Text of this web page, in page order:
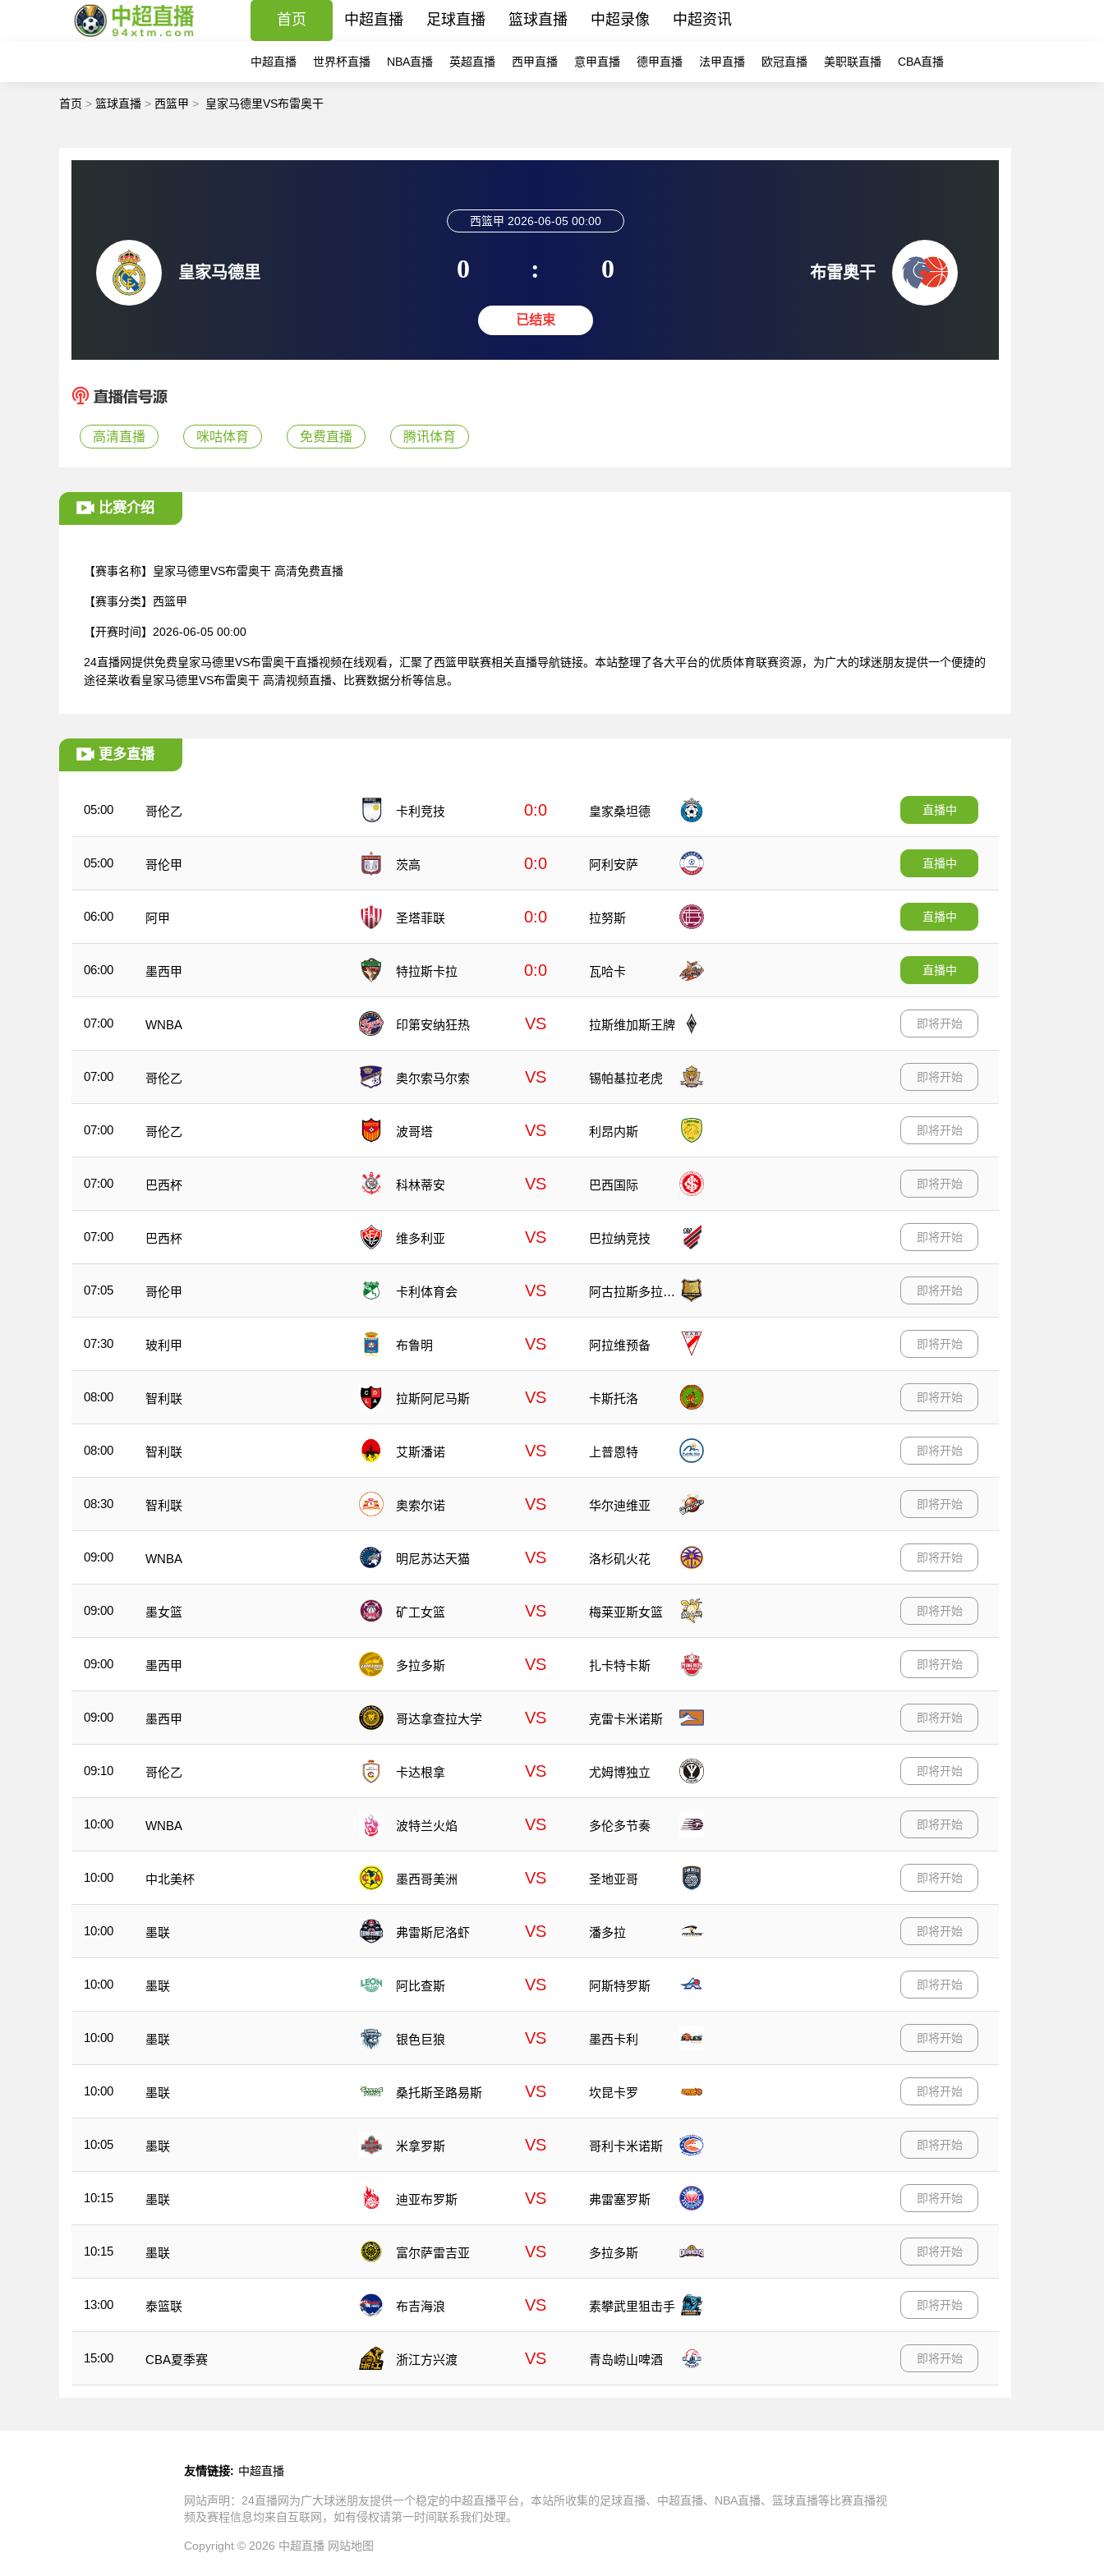
首页 中超直播 足球直播 篮球直播 中超录像 中超资讯
中超直播 世界杯直播 NBA直播 英超直播 西甲直播 意甲直播 德甲直播 法甲直播 欧冠直播 美职联直播 CBA直播
首页 > 篮球直播 > 西篮甲 > 皇家马德里VS布雷奥干
皇家马德里
西篮甲 2026-06-05 00:00
0 : 0
已结束
布雷奥干
高清直播 咪咕体育 免费直播 腾讯体育
比赛介绍
【赛事名称】 皇家马德里VS布雷奥干 高清免费直播
【赛事分类】 西篮甲
【开赛时间】 2026-06-05 00:00
24直播网提供免费皇家马德里VS布雷奥干直播视频在线观看，汇聚了西篮甲联赛相关直播导航链接。本站整理了各大平台的优质体育联赛资源，为广大的球迷朋友提供一个便捷的
途径莱收看皇家马德里VS布雷奥干 高清视频直播、比赛数据分析等信息。
更多直播
05:00 哥伦乙 卡利竞技 0:0 皇家桑坦德 直播中
05:00 哥伦甲 茨高 0:0 阿利安萨 直播中
06:00 阿甲 圣塔菲联 0:0 拉努斯 直播中
06:00 墨西甲 特拉斯卡拉 0:0 瓦哈卡 直播中
07:00 WNBA 印第安纳狂热 VS 拉斯维加斯王牌 即将开始
07:00 哥伦乙 奥尔索马尔索 VS 锡帕基拉老虎 即将开始
07:00 哥伦乙 波哥塔 VS 利昂内斯 即将开始
07:00 巴西杯 科林蒂安 VS 巴西国际 即将开始
07:00 巴西杯 维多利亚 VS 巴拉纳竞技 即将开始
07:05 哥伦甲 卡利体育会 VS
阿古拉斯多拉达
即将开始
07:30 玻利甲 布鲁明 VS 阿拉维预备 即将开始
08:00 智利联 拉斯阿尼马斯 VS 卡斯托洛 即将开始
08:00 智利联 艾斯潘诺 VS 上普恩特 即将开始
08:30 智利联 奥索尔诺 VS 华尔迪维亚 即将开始
09:00 WNBA 明尼苏达天猫 VS 洛杉矶火花 即将开始
09:00 墨女篮 矿工女篮 VS 梅莱亚斯女篮 即将开始
09:00 墨西甲 多拉多斯 VS 扎卡特卡斯 即将开始
09:00 墨西甲 哥达拿查拉大学 VS 克雷卡米诺斯 即将开始
09:10 哥伦乙 卡达根拿 VS 尤姆博独立 即将开始
10:00 WNBA 波特兰火焰 VS 多伦多节奏 即将开始
10:00 中北美杯 墨西哥美洲 VS 圣地亚哥 即将开始
10:00 墨联 弗雷斯尼洛虾 VS 潘多拉 即将开始
10:00 墨联 阿比查斯 VS 阿斯特罗斯 即将开始
10:00 墨联 银色巨狼 VS 墨西卡利 即将开始
10:00 墨联 桑托斯圣路易斯 VS 坎昆卡罗 即将开始
10:05 墨联 米拿罗斯 VS 哥利卡米诺斯 即将开始
10:15 墨联 迪亚布罗斯 VS 弗雷塞罗斯 即将开始
10:15 墨联 富尔萨雷吉亚 VS 多拉多斯 即将开始
13:00 泰篮联 布吉海浪 VS 素攀武里狙击手 即将开始
15:00 CBA夏季赛 浙江方兴渡 VS 青岛崂山啤酒 即将开始
友情链接: 中超直播
网站声明：24直播网为广大球迷朋友提供一个稳定的中超直播平台，本站所收集的足球直播、中超直播、NBA直播、篮球直播等比赛直播视
频及赛程信息均来自互联网，如有侵权请第一时间联系我们处理。
Copyright © 2026 中超直播 网站地图